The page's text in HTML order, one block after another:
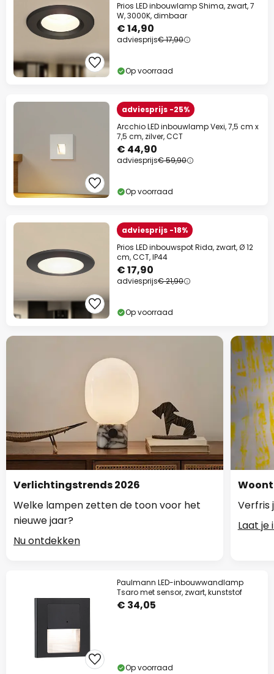
Prios LED inbouwlamp Shima, zwart, 7
W, 3000K, dimbaar
€ 14,90
adviesprijs€ 17,90
Op voorraad
adviesprijs -25%
Arcchio LED inbouwlamp Vexi, 7,5 cm x
7,5 cm, zilver, CCT
€ 44,90
adviesprijs€ 59,90
Op voorraad
adviesprijs -18%
Prios LED inbouwspot Rida, zwart, Ø 12
cm, CCT, IP44
€ 17,90
adviesprijs€ 21,90
Op voorraad
Verlichtingstrends 2026
Welke lampen zetten de toon voor het
nieuwe jaar?
Nu ontdekken
Verfris
Laat je
Paulmann LED-inbouwwandlamp
Tsaro met sensor, zwart, kunststof
€ 34,05
Op voorraad